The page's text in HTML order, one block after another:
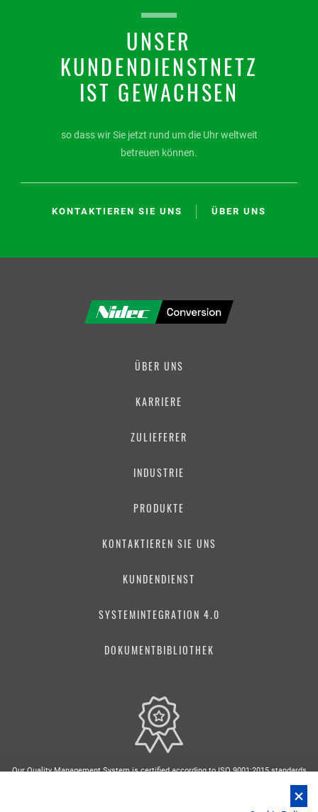
UNSER
KUNDENDIENSTNETZ
IST GEWACHSEN
so dass wir Sie jetzt rund um die Uhr weltweit
betreuen können.
KONTAKTIEREN SIE UNS ÜBER UNS
ÜBER UNS
KARRIERE
ZULIEFERER
INDUSTRIE
PRODUKTE
KONTAKTIEREN SIE UNS
KUNDENDIENST
SYSTEMINTEGRATION 4.0
DOKUMENTBIBLIOTHEK
Our Quality Management System is certified according to ISO 9001:2015 standards